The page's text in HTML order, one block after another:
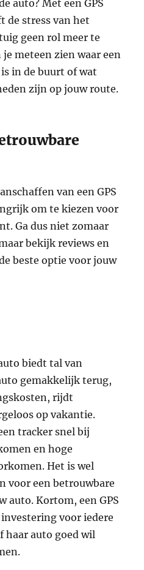
auto? Met een GPS
de stress van het
geen rol meer te
meteen zien waar een
in de buurt of wat
zijn op jouw route.
van een GPS
om te kiezen voor
Ga dus niet zomaar
bekijk reviews en
beste optie voor jouw
biedt tal van
gemakkelijk terug,
rijdt
op vakantie.
tracker snel bij
en hoge
Het is wel
voor een betrouwbare
auto. Kortom, een GPS
voor iedere
auto goed wil